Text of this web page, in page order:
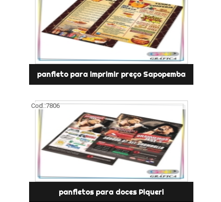
panfleto para imprimir preço Sapopemba
Cod.:7806
panfletos para doces Piqueri